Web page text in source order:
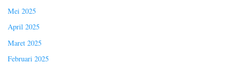
Mei 2025
April 2025
Maret 2025
Februari 2025